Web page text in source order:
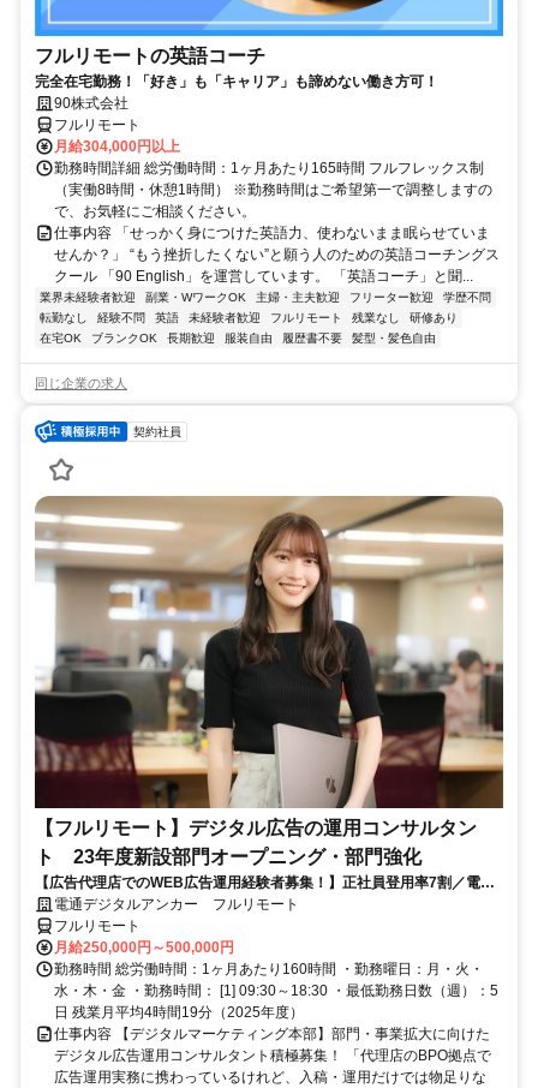
フルリモートの英語コーチ
完全在宅勤務！「好き」も「キャリア」も諦めない働き方可！
90株式会社
フルリモート
月給304,000円以上
勤務時間詳細 総労働時間：1ヶ月あたり165時間 フルフレックス制
（実働8時間・休憩1時間） ※勤務時間はご希望第一で調整しますの
で、お気軽にご相談ください。
仕事内容 「せっかく身につけた英語力、使わないまま眠らせていま
せんか？」 “もう挫折したくない”と願う人のための英語コーチングス
クール 「90 English」を運営しています。 「英語コーチ」と聞...
業界未経験者歓迎 副業・WワークOK 主婦・主夫歓迎 フリーター歓迎
学歴不問
転勤なし
経験不問 英語 未経験者歓迎 フルリモート 残業なし
研修あり
在宅OK
ブランクOK 長期歓迎 服装自由 履歴書不要 髪型・髪色自由
同じ企業の求人
契約社員
【フルリモート】デジタル広告の運用コンサルタン
ト 23年度新設部門オープニング・部門強化
【広告代理店でのWEB広告運用経験者募集！】正社員登用率7割／電通
G／全国×完全在宅／年休126日・土日祝休み／残業月平均4時間19分
電通デジタルアンカー フルリモート
フルリモート
月給250,000円～500,000円
勤務時間 総労働時間：1ヶ月あたり160時間 ・勤務曜日：月・火・
水・木・金 ・勤務時間： [1] 09:30～18:30 ・最低勤務日数（週）：5
日 残業月平均4時間19分（2025年度）
仕事内容 【デジタルマーケティング本部】部門・事業拡大に向けた
デジタル広告運用コンサルタント積極募集！ 「代理店のBPO拠点で
広告運用実務に携わっているけれど、入稿・運用だけでは物足りな